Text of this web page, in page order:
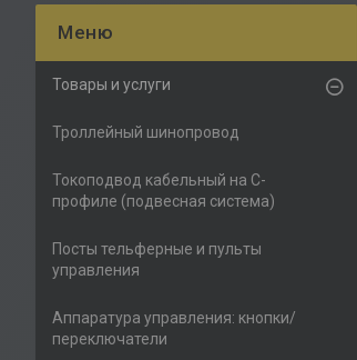
Товары и услуги
Троллейный шинопровод
Токоподвод кабельный на С-
профиле (подвесная система)
Посты тельферные и пульты
управления
Аппаратура управления: кнопки/
переключатели